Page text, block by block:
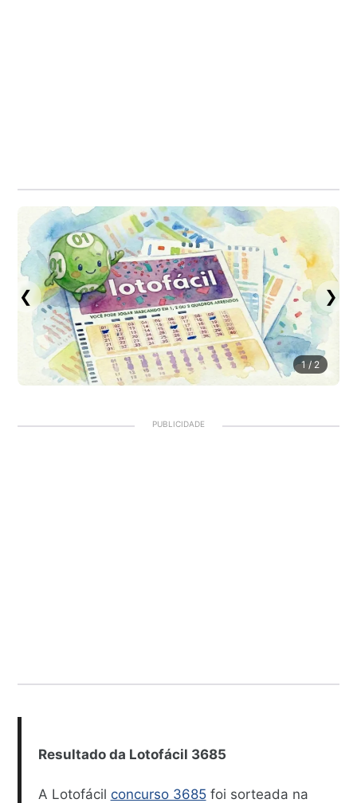
❮ ❯
1 / 2
PUBLICIDADE
Resultado da Lotofácil 3685
A Lotofácil concurso 3685foi sorteada na